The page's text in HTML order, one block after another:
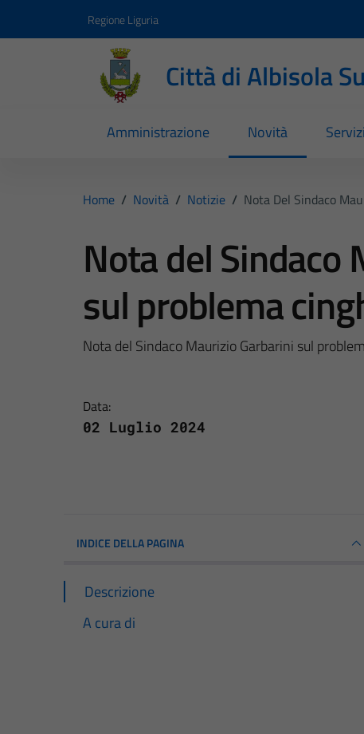
Regione Liguria
Città di Albisola
Amministrazione Novità Servizi
Home / Novità / Notizie / Nota Del Sindaco
Nota del Sindaco
sul problema
Nota del Sindaco Maurizio Garbarini sul
Data:
02 Luglio 2024
INDICE DELLA PAGINA
Descrizione
A cura di